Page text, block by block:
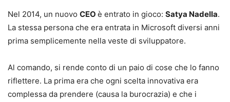
Nel 2014, un nuovo CEO è entrato in gioco: Satya Nadella.
La stessa persona che era entrata in Microsoft diversi anni
prima semplicemente nella veste di sviluppatore.
Al comando, si rende conto di un paio di cose che lo fanno
riflettere. La prima era che ogni scelta innovativa era
complessa da prendere (causa la burocrazia) e che i